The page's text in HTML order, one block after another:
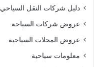
دليل شركات النقل السياحي
عروض شركات السياحة
عروض المحلات السياحية
معلومات سياحية